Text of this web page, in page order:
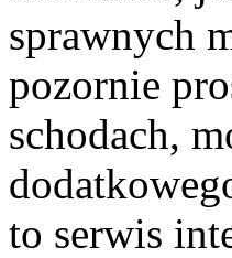
sprawnych
pozornie
schodach,
to serwis